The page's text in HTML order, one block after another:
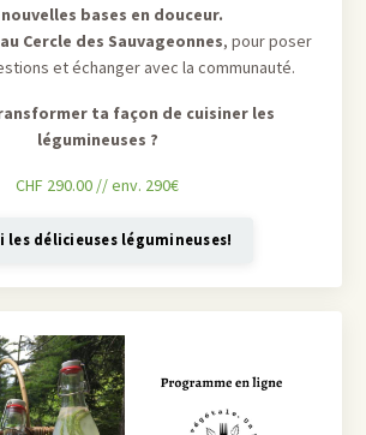
bases en douceur.
Cercle des Sauvageonnes, pour poser
et échanger avec la communauté.
ta façon de cuisiner les
légumineuses ?
CHF 290.00 // env. 290€
les délicieuses légumineuses!